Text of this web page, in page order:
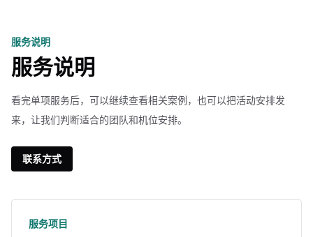
服务说明
服务说明
看完单项服务后，可以继续查看相关案例，也可以把活动安排发
来，让我们判断适合的团队和机位安排。
联系方式
服务项目